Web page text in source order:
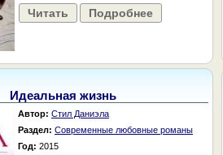
Читать Подробнее
Идеальная жизнь
Автор: Стил Даниэла
Раздел: Современные любовные романы
Год: 2015